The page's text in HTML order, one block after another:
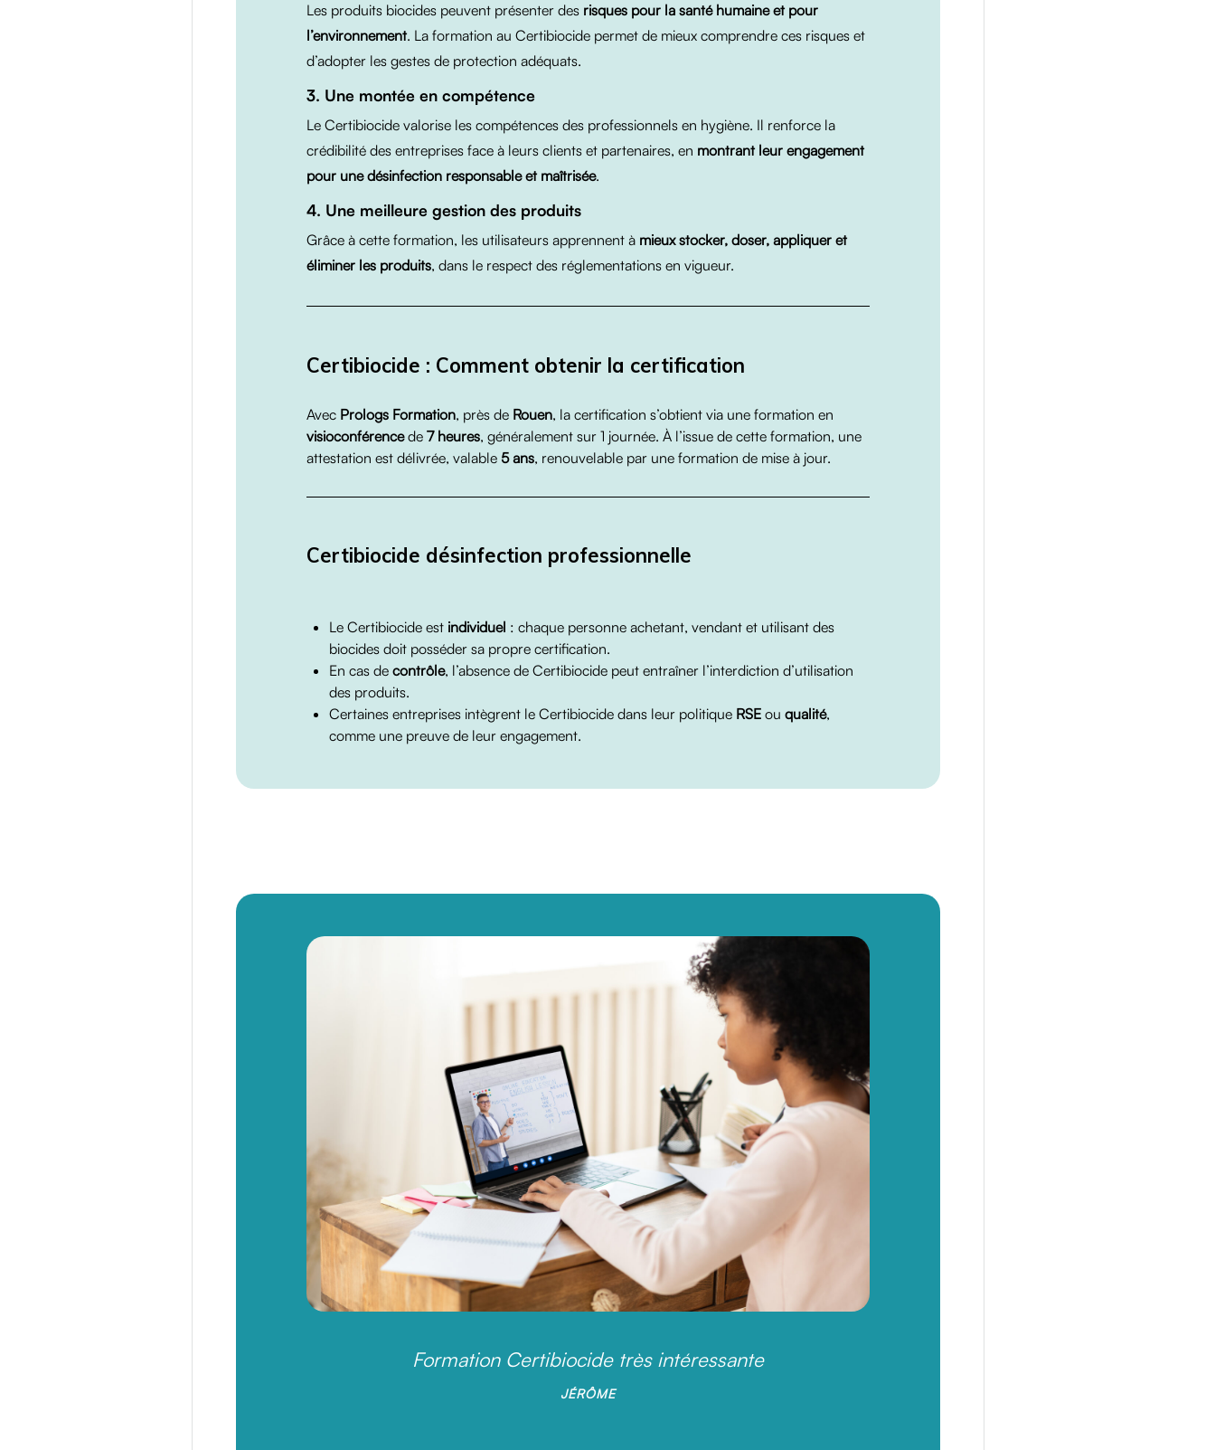
Les produits biocides peuvent présenter des risques pour la santé humaine et pour
l’environnement. La formation au Certibiocide permet de mieux comprendre ces risques et
d’adopter les gestes de protection adéquats.
3. Une montée en compétence
Le Certibiocide valorise les compétences des professionnels en hygiène. Il renforce la
crédibilité des entreprises face à leurs clients et partenaires, en montrant leur engagement
pour une désinfection responsable et maîtrisée.
4. Une meilleure gestion des produits
Grâce à cette formation, les utilisateurs apprennent à mieux stocker, doser, appliquer et
éliminer les produits, dans le respect des réglementations en vigueur.
Certibiocide : Comment obtenir la certification
Avec Prologs Formation, près de Rouen, la certification s’obtient via une formation en
visioconférencede7 heures, généralement sur 1 journée. À l’issue de cette formation, une
attestation est délivrée, valable 5 ans, renouvelable par une formation de mise à jour.
Certibiocide désinfection professionnelle
Le Certibiocide est individuel : chaque personne achetant, vendant et utilisant des
biocides doit posséder sa propre certification.
En cas decontrôle, l’absence de Certibiocide peut entraîner l’interdiction d’utilisation
des produits.
Certaines entreprises intègrent le Certibiocide dans leur politique RSE ouqualité,
comme une preuve de leur engagement.
Formation Certibiocide très intéressante
JÉRÔME